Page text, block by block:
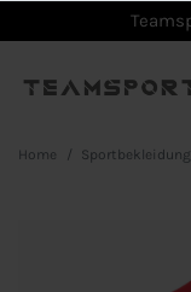
Home Sportbekleidung